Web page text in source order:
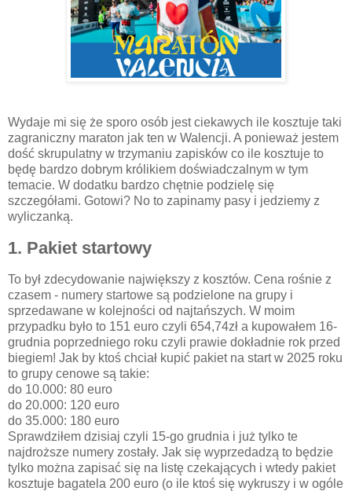
Wydaje mi się że sporo osób jest ciekawych ile kosztuje taki
zagraniczny maraton jak ten w Walencji. A ponieważ jestem
dość skrupulatny w trzymaniu zapisków co ile kosztuje to
będę bardzo dobrym królikiem doświadczalnym w tym
temacie. W dodatku bardzo chętnie podzielę się
szczegółami. Gotowi? No to zapinamy pasy i jedziemy z
wyliczanką.
1. Pakiet startowy
To był zdecydowanie największy z kosztów. Cena rośnie z
czasem - numery startowe są podzielone na grupy i
sprzedawane w kolejności od najtańszych. W moim
przypadku było to 151 euro czyli 654,74zł a kupowałem 16-
grudnia poprzedniego roku czyli prawie dokładnie rok przed
biegiem! Jak by ktoś chciał kupić pakiet na start w 2025 roku
to grupy cenowe są takie:
do 10.000: 80 euro
do 20.000: 120 euro
do 35.000: 180 euro
Sprawdziłem dzisiaj czyli 15-go grudnia i już tylko te
najdroższe numery zostały. Jak się wyprzedadzą to będzie
tylko można zapisać się na listę czekających i wtedy pakiet
kosztuje bagatela 200 euro (o ile ktoś się wykruszy i w ogóle